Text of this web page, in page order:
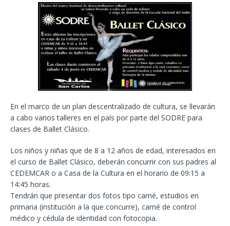
En el marco de un plan descentralizado de cultura, se llevarán
a cabo varios talleres en el país por parte del SODRE para
clases de Ballet Clásico.
Los niños y niñas que de 8 a 12 años de edad, interesados en
el curso de Ballet Clásico, deberán concurrir con sus padres al
CEDEMCAR o a Casa de la Cultura en el horario de 09:15 a
14:45 horas.
Tendrán que presentar dos fotos tipo carné, estudios en
primaria (institución a la que concurre), carné de control
médico y cédula de identidad con fotocopia.